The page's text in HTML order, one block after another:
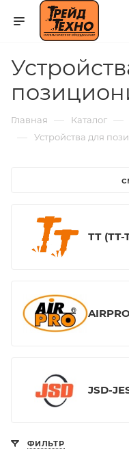
Главная — Каталог —
— Устройства для
ТТ
AIRPRO
JSD-
ФИЛЬТР